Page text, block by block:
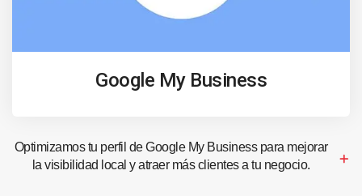
Google My Business
Optimizamos tu perfil de Google My Business para mejorar
la visibilidad local y atraer más clientes a tu negocio.